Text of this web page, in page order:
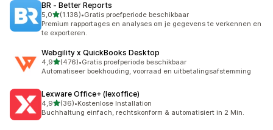
BR ‑ Better Reports
5,0van 5 sterren
(1.138)
1138 recensies in totaal
•Gratis proefperiode beschikbaar
Premium rapportages en analyses om je gegevens te verkennen en
te exporteren.
Webgility x QuickBooks Desktop
4,9van 5 sterren
(476)
476 recensies in totaal
•Gratis proefperiode beschikbaar
Automatiseer boekhouding, voorraad en uitbetalingsafstemming
Lexware Office+ (lexoffice)
4,9van 5 sterren
(36)
36 recensies in totaal
•Kostenlose Installation
Buchhaltung einfach, rechtskonform & automatisiert in 2 Min.